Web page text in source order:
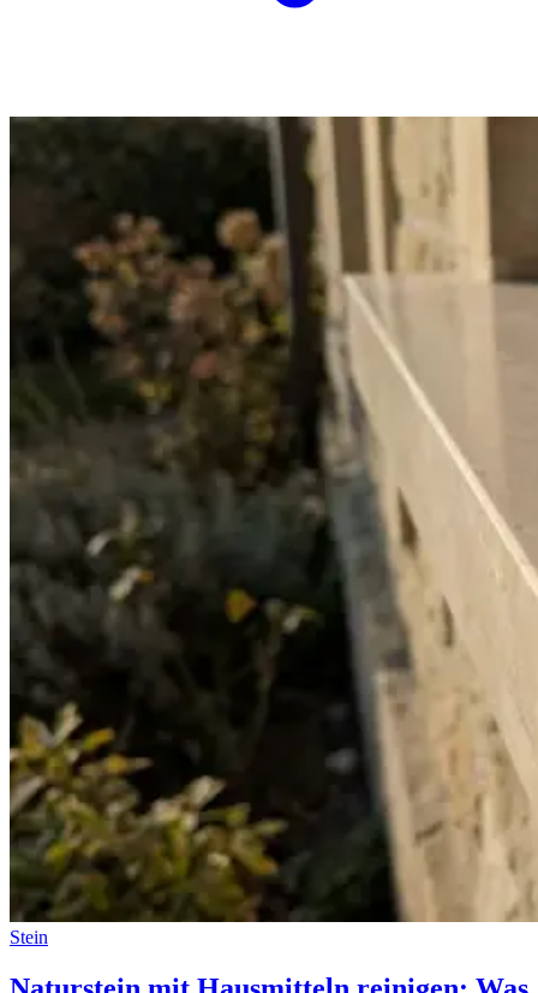
Stein